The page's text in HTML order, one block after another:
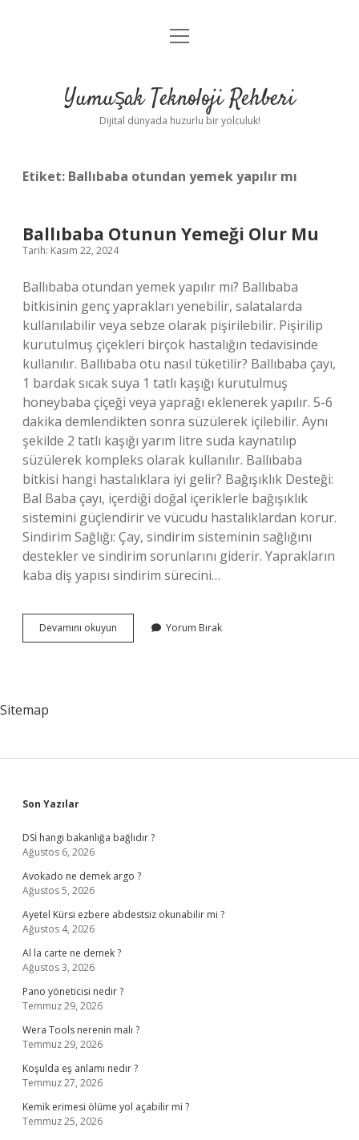
Anasayfa
Yasal Uyarı
menüyü
Yumuşak Teknoloji Rehberi
Dijital dünyada huzurlu bir yolculuk!
Etiket: Ballıbaba otundan yemek yapılır mı
Ballıbaba Otunun Yemeği Olur Mu
Tarih: Kasım 22, 2024
Ballıbaba otundan yemek yapılır mı? Ballıbaba
bitkisinin genç yaprakları yenebilir, salatalarda
kullanılabilir veya sebze olarak pişirilebilir. Pişirilip
kurutulmuş çiçekleri birçok hastalığın tedavisinde
kullanılır. Ballıbaba otu nasıl tüketilir? Ballıbaba çayı,
1 bardak sıcak suya 1 tatlı kaşığı kurutulmuş
honeybaba çiçeği veya yaprağı eklenerek yapılır. 5-6
dakika demlendikten sonra süzülerek içilebilir. Aynı
şekilde 2 tatlı kaşığı yarım litre suda kaynatılıp
süzülerek kompleks olarak kullanılır. Ballıbaba
bitkisi hangi hastalıklara iyi gelir? Bağışıklık Desteği:
Bal Baba çayı, içerdiği doğal içeriklerle bağışıklık
sistemini güçlendirir ve vücudu hastalıklardan korur.
Sindirim Sağlığı: Çay, sindirim sisteminin sağlığını
destekler ve sindirim sorunlarını giderir. Yaprakların
kaba diş yapısı sindirim sürecini…
Devamını okuyun Ballıbaba
Otunun
Yorum Bırak
Sitemap
Sidebar
Son Yazılar
DSİ hangi bakanlığa bağlıdır ?
Ağustos 6, 2026
Avokado ne demek argo ?
Ağustos 5, 2026
Ayetel Kürsi ezbere abdestsiz okunabilir mi ?
Ağustos 4, 2026
Al la carte ne demek ?
Ağustos 3, 2026
Pano yöneticisi nedir ?
Temmuz 29, 2026
Wera Tools nerenin malı ?
Temmuz 29, 2026
Koşulda eş anlamı nedir ?
Temmuz 27, 2026
Kemik erimesi ölüme yol açabilir mi ?
Temmuz 25, 2026